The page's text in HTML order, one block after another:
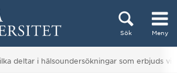
Sök Meny
är här:
deltar i hälsoundersökningar som erbjuds